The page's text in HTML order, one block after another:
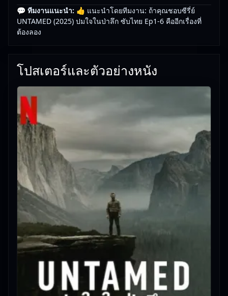
💬 ทีมงานแนะนำ: 👍 แนะนำโดยทีมงาน: ถ้าคุณชอบซีรี่ย์
UNTAMED (2025) ปมใจในป่าลึก ซับไทย Ep1-6 คืออีกเรื่องที่
ต้องลอง
โปสเตอร์และตัวอย่างหนัง